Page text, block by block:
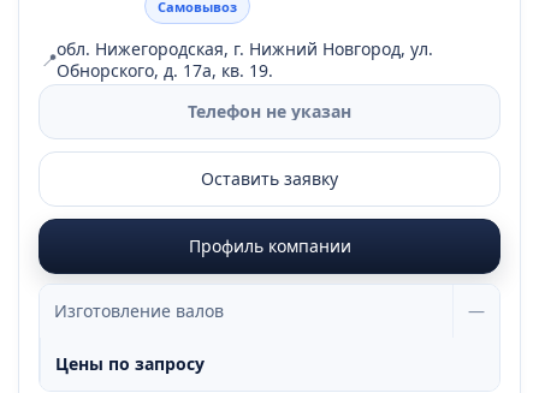
Самовывоз
📍обл. Нижегородская, г. Нижний Новгород, ул.
Обнорского, д. 17а, кв. 19.
Телефон не указан
Оставить заявку
Профиль компании
Изготовление валов —
Цены по запросу